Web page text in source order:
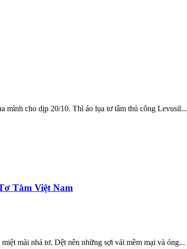
mình cho dịp 20/10. Thì áo lụa tơ tằm thủ công Levusil...
Tằm Việt Nam
mài nhả tơ. Dệt nên những sợi vải mềm mại và óng...